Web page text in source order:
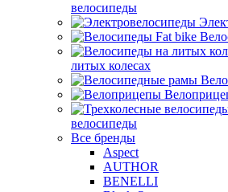
велосипеды
литых колесах
велосипеды
Все бренды
Aspect
AUTHOR
BENELLI